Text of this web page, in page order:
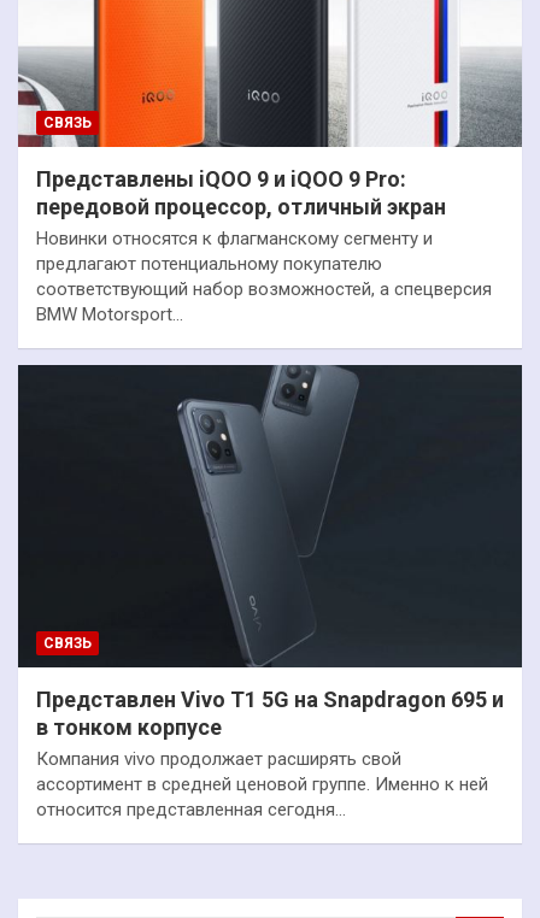
СВЯЗЬ
Представлены iQOO 9 и iQOO 9 Pro:
передовой процессор, отличный экран
Новинки относятся к флагманскому сегменту и
предлагают потенциальному покупателю
соответствующий набор возможностей, а спецверсия
BMW Motorsport…
СВЯЗЬ
Представлен Vivo T1 5G на Snapdragon 695 и
в тонком корпусе
Компания vivo продолжает расширять свой
ассортимент в средней ценовой группе. Именно к ней
относится представленная сегодня…